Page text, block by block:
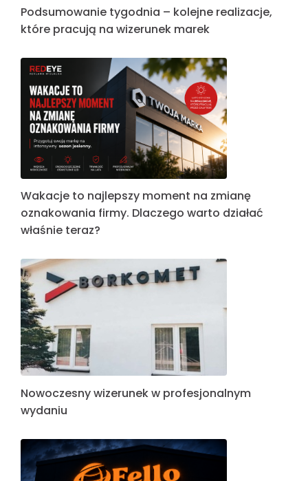
Podsumowanie tygodnia – kolejne realizacje,
które pracują na wizerunek marek
Wakacje to najlepszy moment na zmianę
oznakowania firmy. Dlaczego warto działać
właśnie teraz?
Nowoczesny wizerunek w profesjonalnym
wydaniu